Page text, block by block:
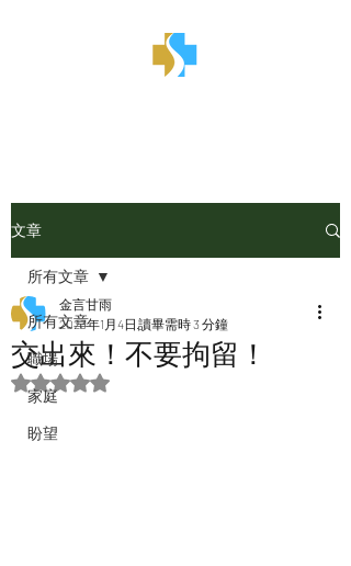
文章
所有文章
職場
家庭
盼望
所有文章
交出來！不要拘留！
金言甘雨
2023年1月4日 讀畢需時 3 分鐘
評等為 NaN（最高為 5 顆星）。